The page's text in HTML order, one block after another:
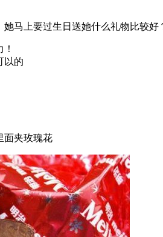
马上要过生日送她什么礼物比较好
以的
面夹玫瑰花